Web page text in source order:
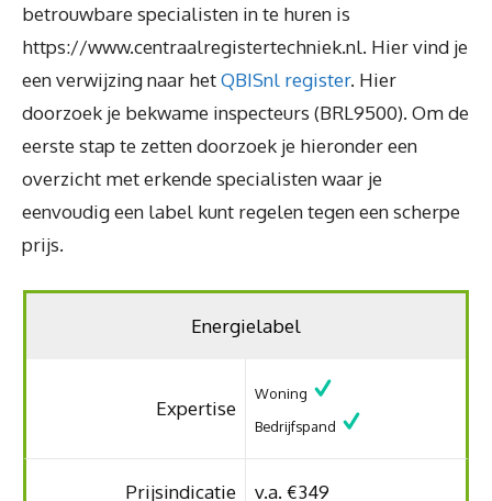
betrouwbare specialisten in te huren is
https://www.centraalregistertechniek.nl. Hier vind je
een verwijzing naar hetQBISnl register. Hier
doorzoek je bekwame inspecteurs (BRL9500). Om de
eerste stap te zetten doorzoek je hieronder een
overzicht met erkende specialisten waar je
eenvoudig een label kunt regelen tegen een scherpe
prijs.
Energielabel
Expertise
Woning
Bedrijfspand
Prijsindicatie v.a. €349